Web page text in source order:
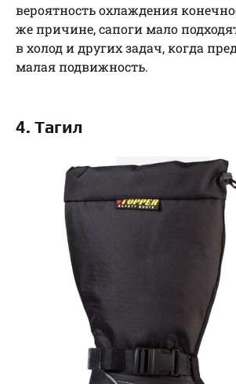
вероятность охлаждения
же причине, сапоги мало
в холод и других задач, когда
малая подвижность.
4. Тагил